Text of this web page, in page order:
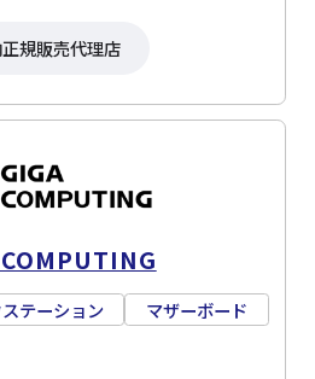
規販売代理店
テーション
マザーボード